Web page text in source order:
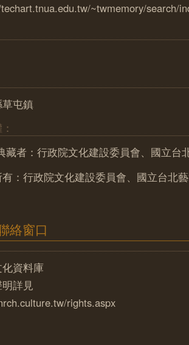
~twmemory/search/
屯鎮
藏者：行政院文化建設委員會、國立台
：行政院文化建設委員會、國立台北
絡窗口
資料庫
詳見
rights.aspx